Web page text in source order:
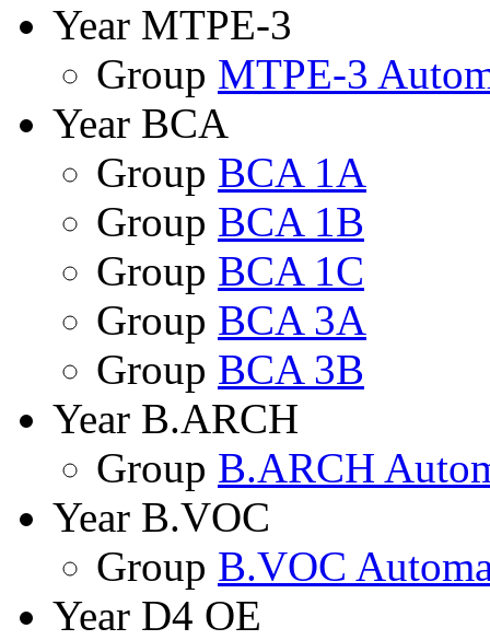
Year MTPE-3
Group MTPE-3
Year BCA
Group BCA 1A
Group BCA 1B
Group BCA 1C
Group BCA 3A
Group BCA 3B
Year B.ARCH
Group B.ARCH
Year B.VOC
Group B.VOC
Year D4 OE